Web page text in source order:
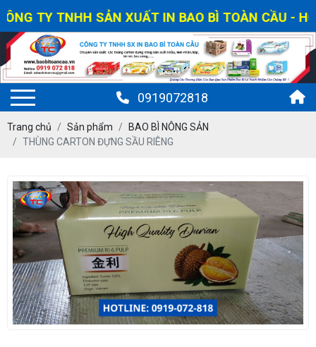
TY TNHH SẢN XUẤT IN BAO BÌ TOÀN CẦU -
0919072818
Trang chủ Sản phẩm
BAO BÌ NÔNG SẢN
THÙNG CARTON ĐỰNG SẦU RIÊNG